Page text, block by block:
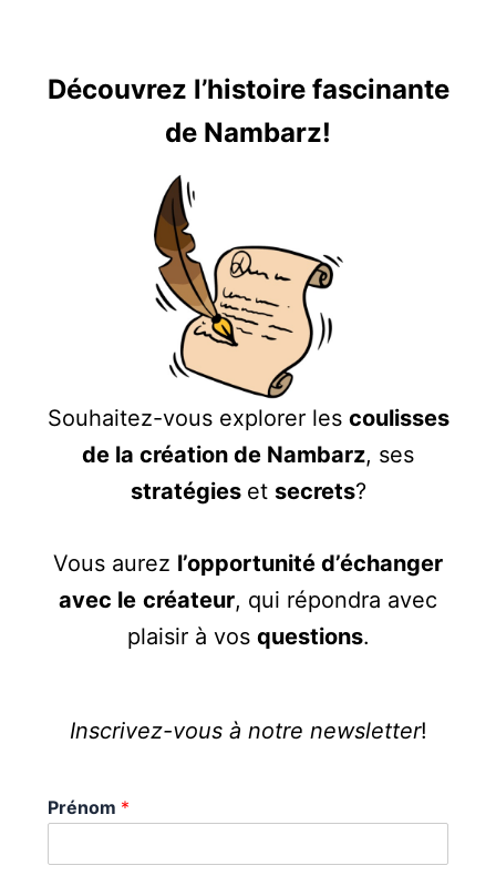
Découvrez l’histoire fascinante
de Nambarz!
Souhaitez-vous explorer les coulisses
de la création de Nambarz, ses
stratégies et secrets?
Vous aurez l’opportunité d’échanger
avec le créateur, qui répondra avec
plaisir à vos questions.
Inscrivez-vous à notre newsletter!
Prénom *